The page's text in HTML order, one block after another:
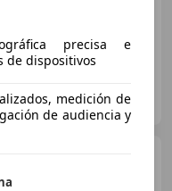
line quattro S tronic
precisa e
de dispositivos
medición de
de audiencia y